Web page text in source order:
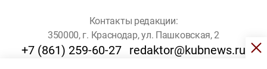
Контакты редакции:
350000, г. Краснодар, ул. Пашковская, 2
+7 (861) 259-60-27 redaktor@kubnews.ru